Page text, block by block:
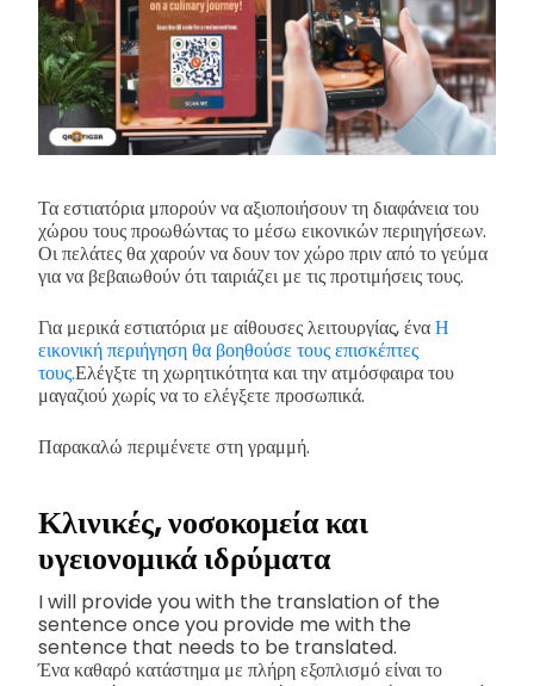
Τα εστιατόρια μπορούν να αξιοποιήσουν τη διαφάνεια του
χώρου τους προωθώντας το μέσω εικονικών περιηγήσεων.
Οι πελάτες θα χαρούν να δουν τον χώρο πριν από το γεύμα
για να βεβαιωθούν ότι ταιριάζει με τις προτιμήσεις τους.
Για μερικά εστιατόρια με αίθουσες λειτουργίας, έναΗ
εικονική περιήγηση θα βοηθούσε τους επισκέπτες
τους.Ελέγξτε τη χωρητικότητα και την ατμόσφαιρα του
μαγαζιού χωρίς να το ελέγξετε προσωπικά.
Παρακαλώ περιμένετε στη γραμμή.
Κλινικές, νοσοκομεία και
υγειονομικά ιδρύματα
I will provide you with the translation of the
sentence once you provide me with the
sentence that needs to be translated.
Ένα καθαρό κατάστημα με πλήρη εξοπλισμό είναι το